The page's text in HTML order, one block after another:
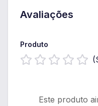
Avaliações
Produto
Este produto